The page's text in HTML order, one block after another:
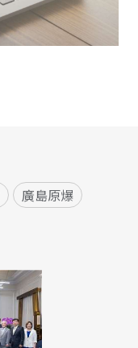
廣島原爆